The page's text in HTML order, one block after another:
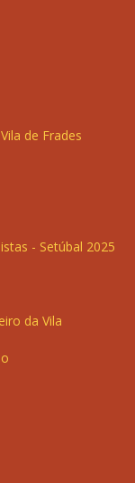
de Frades
- Setúbal 2025
da Vila